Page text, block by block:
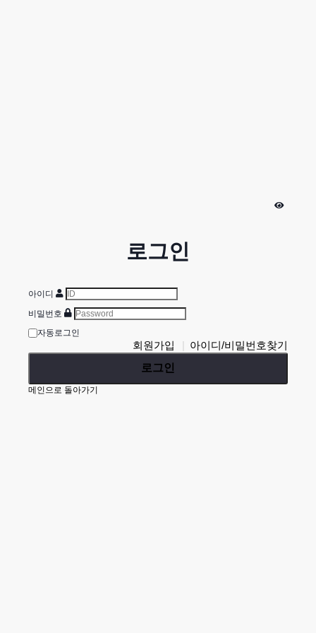
로그인
아이디
비밀번호
자동로그인
회원가입
아이디/비밀번호찾기
로그인
메인으로 돌아가기